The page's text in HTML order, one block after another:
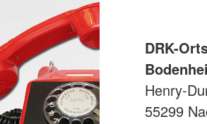
Sanitätsdienst
Betreuungsdienst
Verpflegung
Blutspende
Rettungsdienst
Videos
Bilder
Führungsgrundsätze
DRK-
Henry-
55299